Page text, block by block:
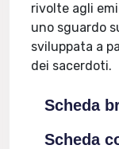
rivolte agli
uno sguardo
sviluppata a
dei sacerdoti.
Scheda
Scheda